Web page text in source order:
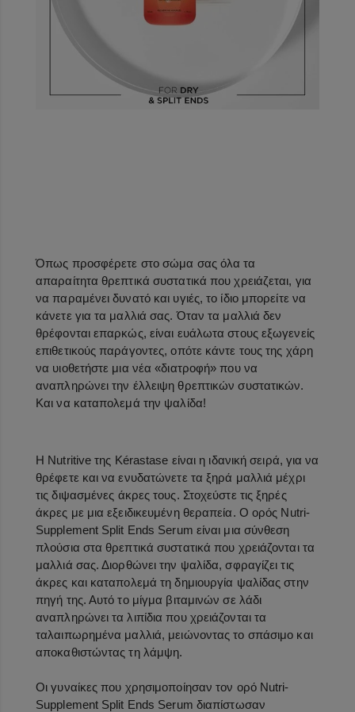
Όπως προσφέρετε στο σώμα σας όλα τα
απαραίτητα θρεπτικά συστατικά που χρειάζεται, για
να παραμένει δυνατό και υγιές, το ίδιο μπορείτε να
κάνετε για τα μαλλιά σας. Όταν τα μαλλιά δεν
θρέφονται επαρκώς, είναι ευάλωτα στους εξωγενείς
επιθετικούς παράγοντες, οπότε κάντε τους της χάρη
να υιοθετήστε μια νέα «διατροφή» που να
αναπληρώνει την έλλειψη θρεπτικών συστατικών.
Και να καταπολεμά την ψαλίδα!
Η Nutritive της Kérastase είναι η ιδανική σειρά, για να
θρέφετε και να ενυδατώνετε τα ξηρά μαλλιά μέχρι
τις διψασμένες άκρες τους. Στοχεύστε τις ξηρές
άκρες με μια εξειδικευμένη θεραπεία. Ο ορός Nutri-
Supplement Split Ends Serum είναι μια σύνθεση
πλούσια στα θρεπτικά συστατικά που χρειάζονται τα
μαλλιά σας. Διορθώνει την ψαλίδα, σφραγίζει τις
άκρες και καταπολεμά τη δημιουργία ψαλίδας στην
πηγή της. Αυτό το μίγμα βιταμινών σε λάδι
αναπληρώνει τα λιπίδια που χρειάζονται τα
ταλαιπωρημένα μαλλιά, μειώνοντας το σπάσιμο και
αποκαθιστώντας τη λάμψη.
Οι γυναίκες που χρησιμοποίησαν τον ορό Nutri-
Supplement Split Ends Serum διαπίστωσαν